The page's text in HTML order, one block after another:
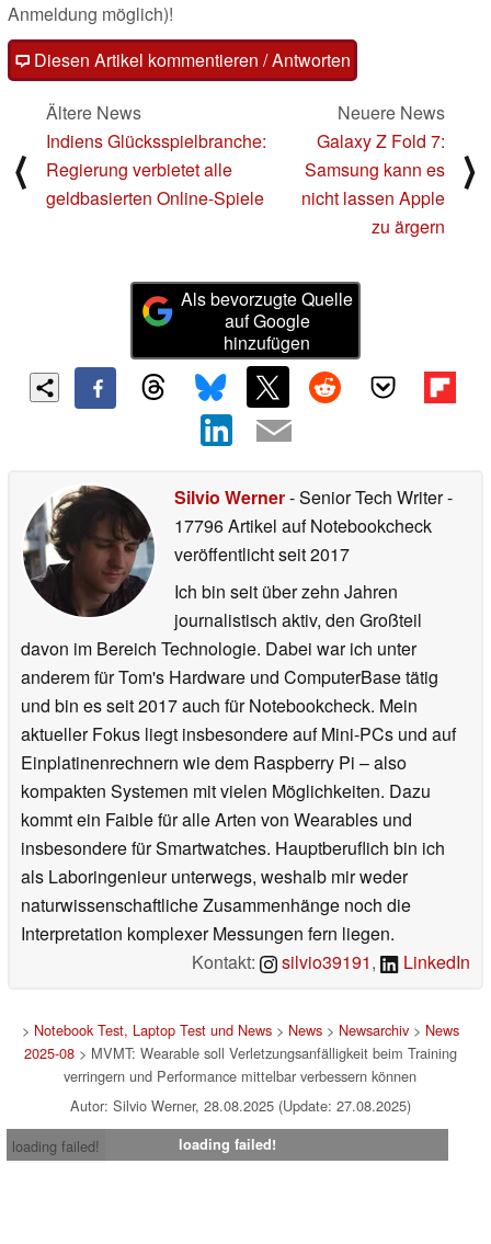
Anmeldung möglich)!
Diesen Artikel kommentieren / Antworten
⟨
Ältere News
Indiens Glücksspielbranche:
Regierung verbietet alle
geldbasierten Online-Spiele
Neuere News
Galaxy Z Fold 7:
Samsung kann es
nicht lassen Apple
zu ärgern
⟩
Als bevorzugte Quelle
auf Google
hinzufügen
Silvio Werner- Senior Tech Writer-
17796 Artikel auf Notebookcheck
veröffentlichtseit 2017
Ich bin seit über zehn Jahren
journalistisch aktiv, den Großteil
davon im Bereich Technologie. Dabei war ich unter
anderem für Tom's Hardware und ComputerBase tätig
und bin es seit 2017 auch für Notebookcheck. Mein
aktueller Fokus liegt insbesondere auf Mini-PCs und auf
Einplatinenrechnern wie dem Raspberry Pi – also
kompakten Systemen mit vielen Möglichkeiten. Dazu
kommt ein Faible für alle Arten von Wearables und
insbesondere für Smartwatches. Hauptberuflich bin ich
als Laboringenieur unterwegs, weshalb mir weder
naturwissenschaftliche Zusammenhänge noch die
Interpretation komplexer Messungen fern liegen.
Kontakt:
silvio39191, LinkedIn
> Notebook Test, Laptop Test und News> News> Newsarchiv> News
2025-08> MVMT: Wearable soll Verletzungsanfälligkeit beim Training
verringern und Performance mittelbar verbessern können
Autor: Silvio Werner, 28.08.2025 (Update: 27.08.2025)
loading failed!
loading failed!